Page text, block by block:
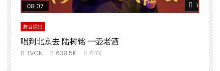
Watch
08:07
舞台演出
唱到北京去 陆树铭 一壶老酒
TVCN 638.5K 4.7K